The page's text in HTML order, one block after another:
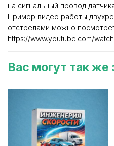
на сигнальный провод
Пример видео работы
отстрелами можно
https://www.youtube.com/
Вас могут так же